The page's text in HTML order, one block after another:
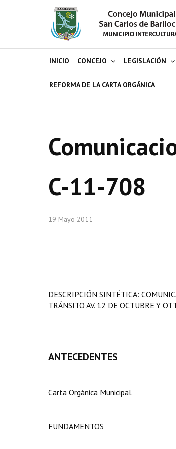
INICIO CONCEJO LEGISLACIÓN
REFORMA DE LA CARTA ORGÁNICA
C-11-708
19 Mayo 2011
DESCRIPCIÓN SINTÉTICA:
TRÁNSITO AV. 12 DE OCTUBRE Y
ANTECEDENTES
Carta Orgánica Municipal.
FUNDAMENTOS